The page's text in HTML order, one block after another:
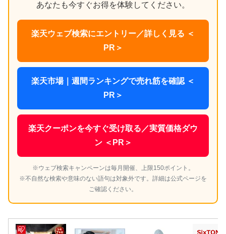
あなたも今すぐお得を体験してください。
楽天ウェブ検索にエントリー／詳しく見る ＜
PR＞
楽天市場｜週間ランキングで売れ筋を確認 ＜
PR＞
楽天クーポンを今すぐ受け取る／実質価格ダウ
ン ＜PR＞
※ウェブ検索キャンペーンは毎月開催、上限150ポイント。
※不自然な検索や意味のない語句は対象外です。詳細は公式ページを
ご確認ください。